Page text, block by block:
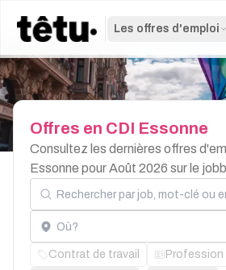
Les offres d'emploi
Offres en CDI Essonne
Consultez les dernières offres
Essonne pour Août 2026 sur le
Rechercher par job, mot-clé ou
Localisation
Contrat de travail Profession